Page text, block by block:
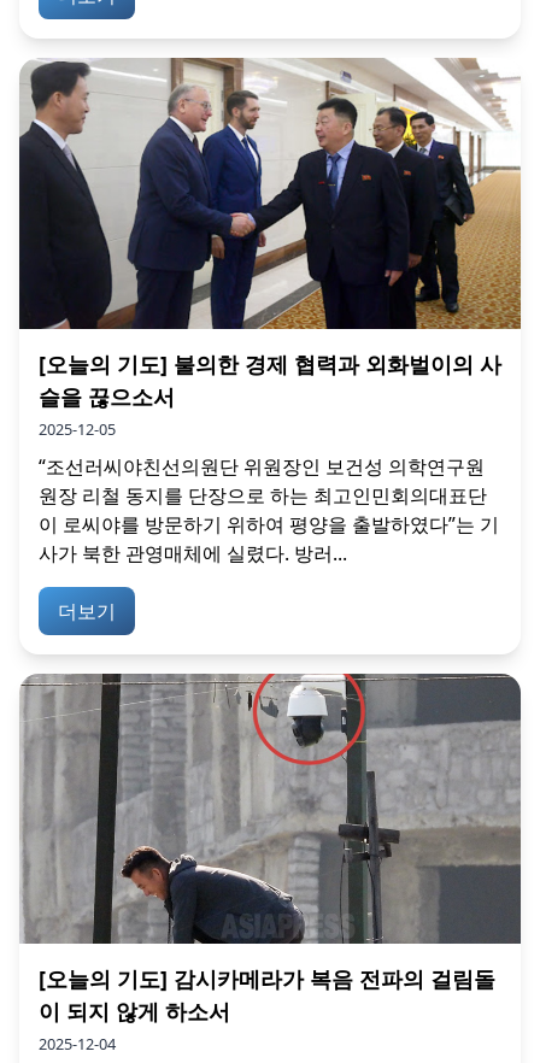
[오늘의 기도] 불의한 경제 협력과 외화벌이의 사
슬을 끊으소서
2025-12-05
“조선러씨야친선의원단 위원장인 보건성 의학연구원
원장 리철 동지를 단장으로 하는 최고인민회의대표단
이 로씨야를 방문하기 위하여 평양을 출발하였다”는 기
사가 북한 관영매체에 실렸다. 방러...
더보기
[오늘의 기도] 감시카메라가 복음 전파의 걸림돌
이 되지 않게 하소서
2025-12-04